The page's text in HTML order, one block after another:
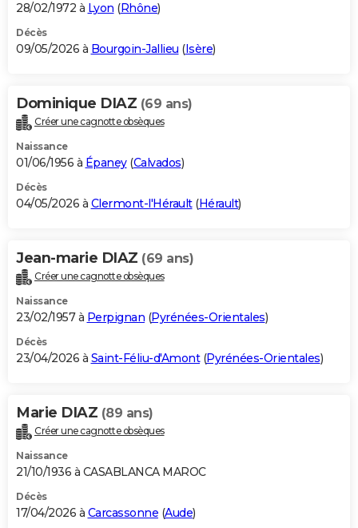
28/02/1972 à Lyon (Rhône)
Décès
09/05/2026 à Bourgoin-Jallieu (Isère)
Dominique DIAZ (69 ans)
Créer une cagnotte obsèques
Naissance
01/06/1956 à Épaney(Calvados)
Décès
04/05/2026 à Clermont-l'Hérault(Hérault)
Jean-marie DIAZ (69 ans)
Créer une cagnotte obsèques
Naissance
23/02/1957 à Perpignan (Pyrénées-Orientales)
Décès
23/04/2026 à Saint-Féliu-d'Amont(Pyrénées-Orientales)
Marie DIAZ (89 ans)
Créer une cagnotte obsèques
Naissance
21/10/1936 à CASABLANCA MAROC
Décès
17/04/2026 à Carcassonne (Aude)